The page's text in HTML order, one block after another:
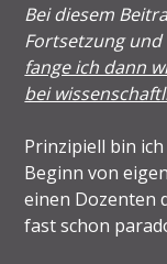
Bei diesem
Fortsetzung
fange ich dann
bei
Prinzipiell bin
Beginn von
einen Dozenten
fast schon